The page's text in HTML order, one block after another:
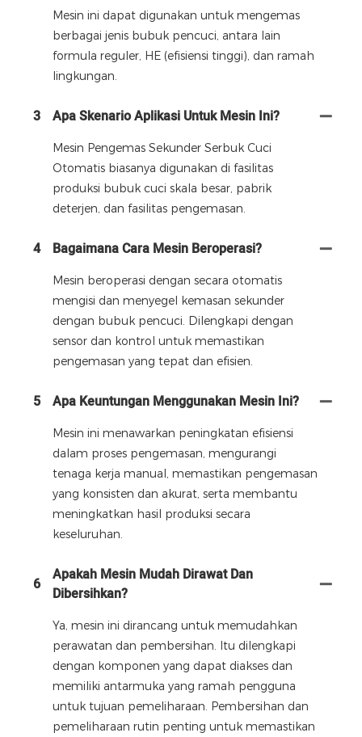
Mesin ini dapat digunakan untuk mengemas
berbagai jenis bubuk pencuci, antara lain
formula reguler, HE (efisiensi tinggi), dan ramah
lingkungan.
3 Apa Skenario Aplikasi Untuk Mesin Ini?
Mesin Pengemas Sekunder Serbuk Cuci
Otomatis biasanya digunakan di fasilitas
produksi bubuk cuci skala besar, pabrik
deterjen, dan fasilitas pengemasan.
4 Bagaimana Cara Mesin Beroperasi?
Mesin beroperasi dengan secara otomatis
mengisi dan menyegel kemasan sekunder
dengan bubuk pencuci. Dilengkapi dengan
sensor dan kontrol untuk memastikan
pengemasan yang tepat dan efisien.
5 Apa Keuntungan Menggunakan Mesin Ini?
Mesin ini menawarkan peningkatan efisiensi
dalam proses pengemasan, mengurangi
tenaga kerja manual, memastikan pengemasan
yang konsisten dan akurat, serta membantu
meningkatkan hasil produksi secara
keseluruhan.
6
Apakah Mesin Mudah Dirawat Dan
Dibersihkan?
Ya, mesin ini dirancang untuk memudahkan
perawatan dan pembersihan. Itu dilengkapi
dengan komponen yang dapat diakses dan
memiliki antarmuka yang ramah pengguna
untuk tujuan pemeliharaan. Pembersihan dan
pemeliharaan rutin penting untuk memastikan